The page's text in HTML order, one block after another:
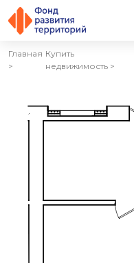
Главная
>
Купить
недвижимость >